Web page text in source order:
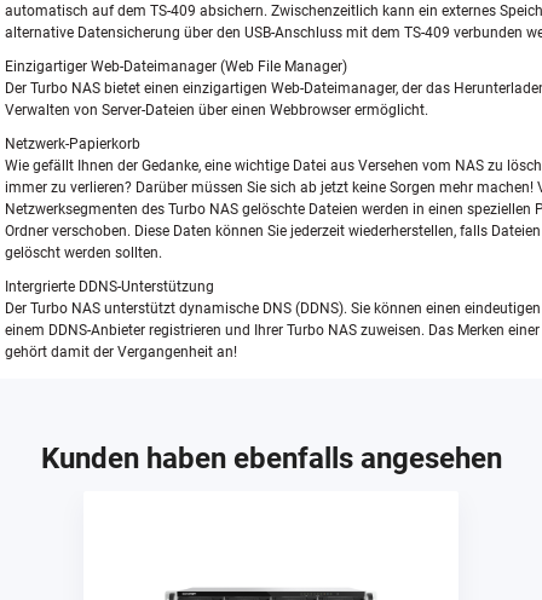
automatisch auf dem TS-409 absichern. Zwischenzeitlich kann ein externes
alternative Datensicherung über den USB-Anschluss mit dem TS-409 verbunden
Einzigartiger Web-Dateimanager (Web File Manager)
Der Turbo NAS bietet einen einzigartigen Web-Dateimanager, der das
Verwalten von Server-Dateien über einen Webbrowser ermöglicht.
Netzwerk-Papierkorb
Wie gefällt Ihnen der Gedanke, eine wichtige Datei aus Versehen vom NAS zu
immer zu verlieren? Darüber müssen Sie sich ab jetzt keine Sorgen mehr machen!
Netzwerksegmenten des Turbo NAS gelöschte Dateien werden in einen speziellen
Ordner verschoben. Diese Daten können Sie jederzeit wiederherstellen, falls
gelöscht werden sollten.
Intergrierte DDNS-Unterstützung
Der Turbo NAS unterstützt dynamische DNS (DDNS). Sie können einen
einem DDNS-Anbieter registrieren und Ihrer Turbo NAS zuweisen. Das Merken
gehört damit der Vergangenheit an!
Kunden haben ebenfalls angesehen